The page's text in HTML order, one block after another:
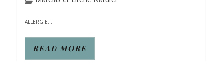
ALLERGIE...
READ MORE